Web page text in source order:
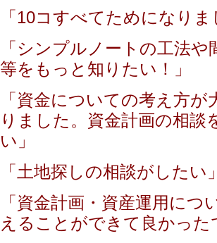
「10コすべてためになり
「シンプルノートの工法や
等をもっと知りたい！」
「資金についての考え方が
りました。資金計画の相談
い」
「土地探しの相談がしたい」
「資金計画・資産運用につ
えることができて良かった